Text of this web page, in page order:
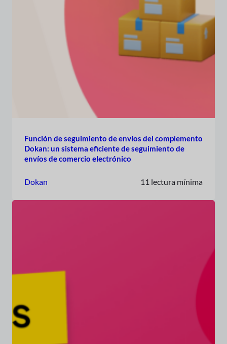
Función de seguimiento de envíos del complemento
Dokan: un sistema eficiente de seguimiento de
envíos de comercio electrónico
Dokan 11 lectura mínima